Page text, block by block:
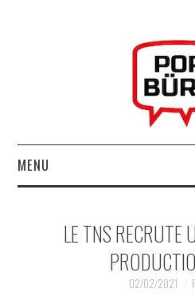
MENU
MUSIQUESACTUELLES.NET
GABBA GABBA HEY !
LE TNS RECRUTE
02/02/2021